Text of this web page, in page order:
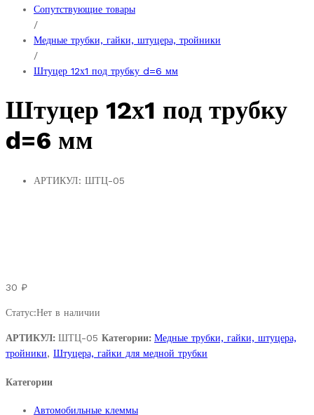
Сопутствующие товары
/
Медные трубки, гайки, штуцера, тройники
/
Штуцер 12х1 под трубку d=6 мм
Штуцер 12х1 под трубку
d=6 мм
АРТИКУЛ: ШТЦ-05
30 ₽
Статус:Нет в наличии
АРТИКУЛ: ШТЦ-05 Категории: Медные трубки, гайки, штуцера,
тройники, Штуцера, гайки для медной трубки
Категории
Автомобильные клеммы